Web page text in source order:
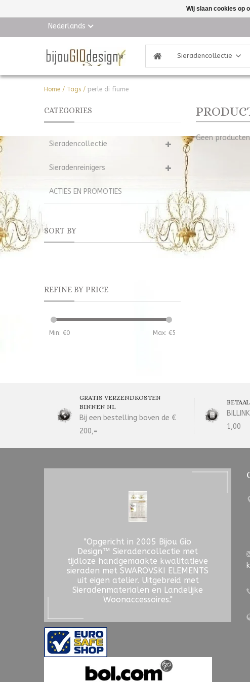
Nederlands
Sieradencollectie
Home / Tags / perle di fiume
CATEGORIES
Sieradencollectie
Sieradenreinigers
ACTIES EN PROMOTIES
SORT BY
REFINE BY PRICE
Min: €0 Max: €5
Geen
GRATIS VERZENDKOSTEN
BINNEN NL
Bij een bestelling boven de €
200,=
1,00
"Opgericht in 2005 Bijou Gio
Design™ Sieradencollectie met
tijdloze handgemaakte kwalitatieve
sieraden met SWAROVSKI ELEMENTS
uit eigen atelier. Uitgebreid met
Sieradenmaterialen en Landelijke
Woonaccessoires."
Wij slaan cookies op